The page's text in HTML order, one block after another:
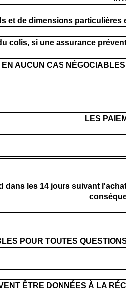
et de dimensions
colis, si une assurance
AUCUN CAS
LES
dans les 14 jours suivant
POUR TOUTES
ÊTRE DONNÉES À LA